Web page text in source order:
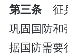
第三条 征
巩固国防和
据国防需要